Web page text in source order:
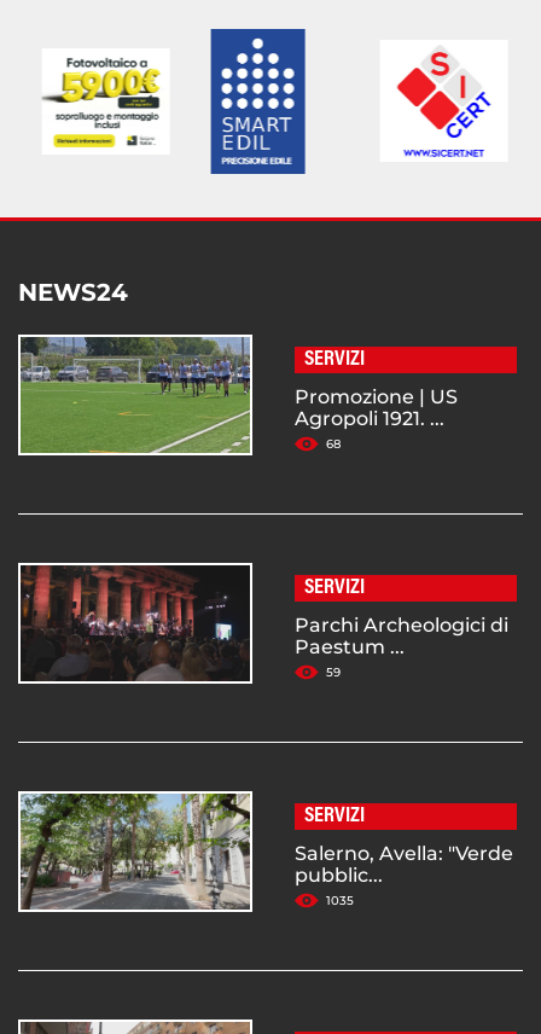
NEWS24
SERVIZI
Promozione | US
Agropoli 1921. ...
68
SERVIZI
Parchi Archeologici di
Paestum ...
59
SERVIZI
Salerno, Avella: "Verde
pubblic...
1035